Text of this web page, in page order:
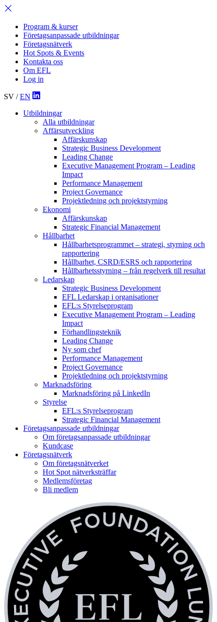
Program & kurser
Företagsanpassade utbildningar
Företagsnätverk
Hot Spots & Events
Kontakta oss
Om EFL
Log in
SV /EN
Utbildningar
Alla utbildningar
Affärsutveckling
Affärskunskap
Strategic Business Development
Leading Change
Executive Management Program – Leading
Impact
Performance Management
Project Governance
Projektledning och projektstyrning
Ekonomi
Affärskunskap
Strategic Financial Management
Hållbarhet
Hållbarhetsprogrammet – strategi, styrning och
rapportering
Hållbarhet, CSRD/ESRS och rapportering
Hållbarhetsstyrning – från regelverk till resultat
Ledarskap
Strategic Business Development
EFL Ledarskap i organisationer
EFL:s Styrelseprogram
Executive Management Program – Leading
Impact
Förhandlingsteknik
Leading Change
Ny som chef
Performance Management
Project Governance
Projektledning och projektstyrning
Marknadsföring
Marknadsföring på LinkedIn
Styrelse
EFL:s Styrelseprogram
Strategic Financial Management
Företagsanpassade utbildningar
Om företagsanpassade utbildningar
Kundcase
Företagsnätverk
Om företagsnätverket
Hot Spot nätverksträffar
Medlemsföretag
Bli medlem